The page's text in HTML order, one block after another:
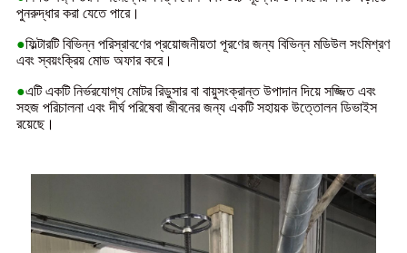
পুনরুদ্ধার করা যেতে পারে।
●ফিল্টারটি বিভিন্ন পরিস্রাবণের প্রয়োজনীয়তা পূরণের জন্য বিভিন্ন মডিউল সংমিশ্রণ
এবং স্বয়ংক্রিয় মোড অফার করে।
●এটি একটি নির্ভরযোগ্য মোটর রিডুসার বা বায়ুসংক্রান্ত উপাদান দিয়ে সজ্জিত এবং
সহজ পরিচালনা এবং দীর্ঘ পরিষেবা জীবনের জন্য একটি সহায়ক উত্তোলন ডিভাইস
রয়েছে।